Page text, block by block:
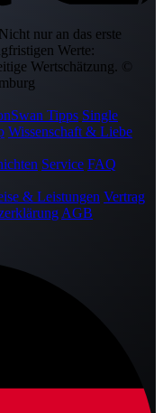
nur an das erste
Werte:
Wertschätzung. ©
Tipps Single
Wissenschaft & Liebe
Service FAQ
& Leistungen Vertrag
AGB